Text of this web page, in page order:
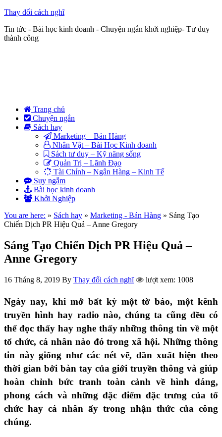
Thay đổi cách nghĩ
Tin tức - Bài học kinh doanh - Chuyện ngắn khởi nghiệp- Tư duy
thành công
Trang chủ
Chuyện ngắn
Sách hay
Marketing – Bán Hàng
Nhân Vật – Bài Học Kinh doanh
Sách tư duy – Kỹ năng sống
Quản Trị – Lãnh Đạo
Tài Chính – Ngân Hàng – Kinh Tế
Suy ngẫm
Bài học kinh doanh
Khởi Nghiệp
You are here: » Sách hay » Marketing - Bán Hàng » Sáng Tạo
Chiến Dịch PR Hiệu Quả – Anne Gregory
Sáng Tạo Chiến Dịch PR Hiệu Quả –
Anne Gregory
16 Tháng 8, 2019 By Thay đổi cách nghĩ lượt xem: 1008
Ngày nay, khi mở bất kỳ một tờ báo, một kênh
truyền hình hay radio nào, chúng ta cũng đều có
thể đọc thấy hay nghe thấy những thông tin về một
tổ chức, cá nhân nào đó trong xã hội. Những thông
tin này giống như các nét vẽ, dần xuất hiện theo
thời gian bởi bàn tay của giới truyền thông và giúp
hoàn chỉnh bức tranh toàn cảnh về hình dáng,
phong cách và những đặc điểm đặc trưng của tổ
chức hay cá nhân ấy trong nhận thức của công
chúng.